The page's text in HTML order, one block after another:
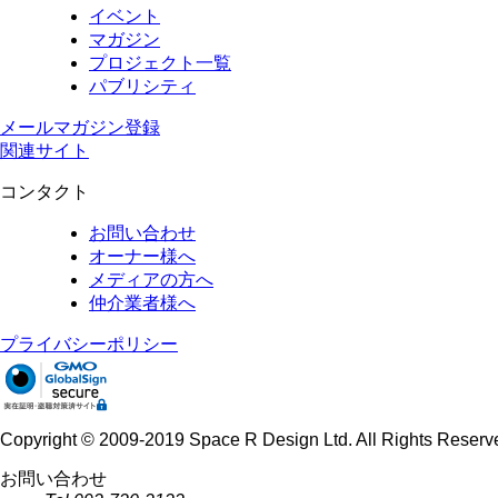
イベント
マガジン
プロジェクト一覧
パブリシティ
メールマガジン登録
関連サイト
コンタクト
お問い合わせ
オーナー様へ
メディアの方へ
仲介業者様へ
プライバシーポリシー
Copyright © 2009-2019 Space R Design Ltd. All Rights
お問い合わせ